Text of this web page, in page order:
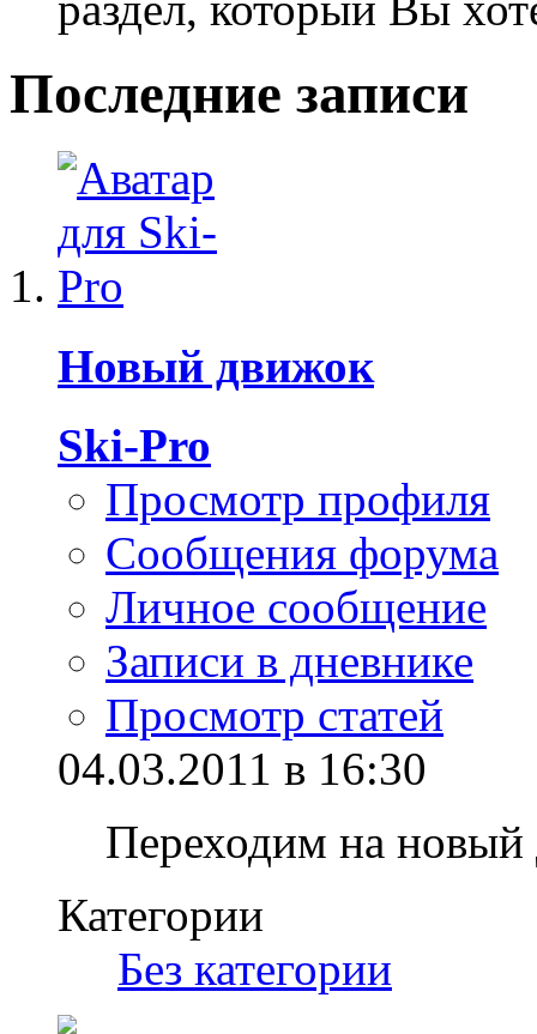
Последние записи
Новый движок
Ski-Pro
Просмотр профиля
Сообщения форума
Личное сообщение
Записи в дневнике
Просмотр статей
04.03.2011 в 16:30
Переходим на
Категории
Без категории